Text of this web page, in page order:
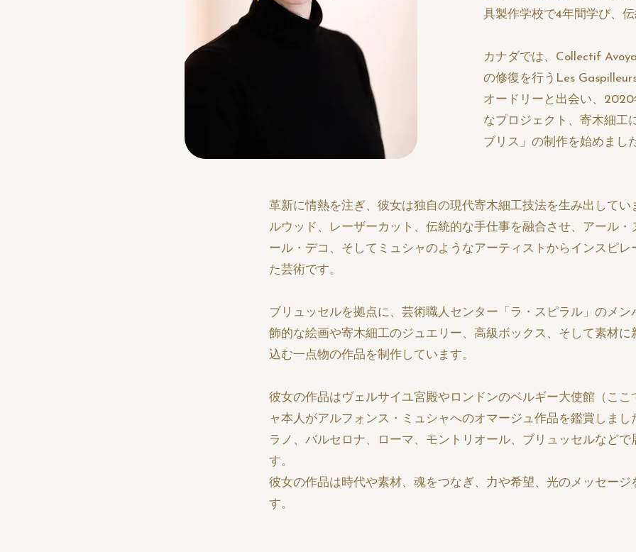
具製作学校で4年間学び、
カナダでは、Collectif
の修復を行うLes
オードリーと出会い、
なプロジェクト、寄木細工
ブリス」の制作を始めまし
革新に情熱を注ぎ、彼女は独自の現代寄木細工技法を生み出してい
ルウッド、レーザーカット、伝統的な手仕事を融合させ、アール・
ール・デコ、そしてミュシャのようなアーティストからインスピレ
た芸術です。
ブリュッセルを拠点に、芸術職人センター「ラ・スピラル」のメン
飾的な絵画や寄木細工のジュエリー、高級ボックス、そして素材に
込む一点物の作品を制作しています。
彼女の作品はヴェルサイユ宮殿やロンドンのベルギー大使館（ここ
ャ本人がアルフォンス・ミュシャへのオマージュ作品を鑑賞しまし
ラノ、バルセロナ、ローマ、モントリオール、ブリュッセルなどで
す。
彼女の作品は時代や素材、魂をつなぎ、力や希望、光のメッセージ
す。